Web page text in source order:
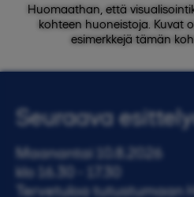
Huomaathan, että
kohteen huoneistoja. Kuvat
esimerkkejä tämän
Seuraava
Maanantai 10.8.2026
klo 16.30 - 17.30
Tervetuloa tutustumaan